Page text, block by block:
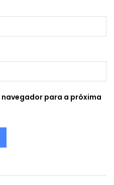
para a próxima